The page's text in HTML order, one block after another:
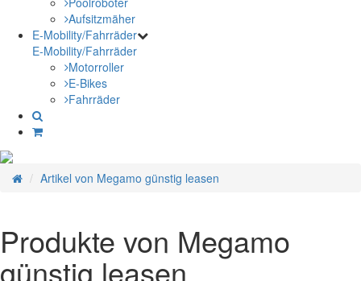
Aufsitzmäher
E-Mobility/Fahrräder
E-Mobility/Fahrräder
Motorroller
E-Bikes
Fahrräder
Artikel von Megamo günstig leasen
Produkte von Megamo
günstig leasen